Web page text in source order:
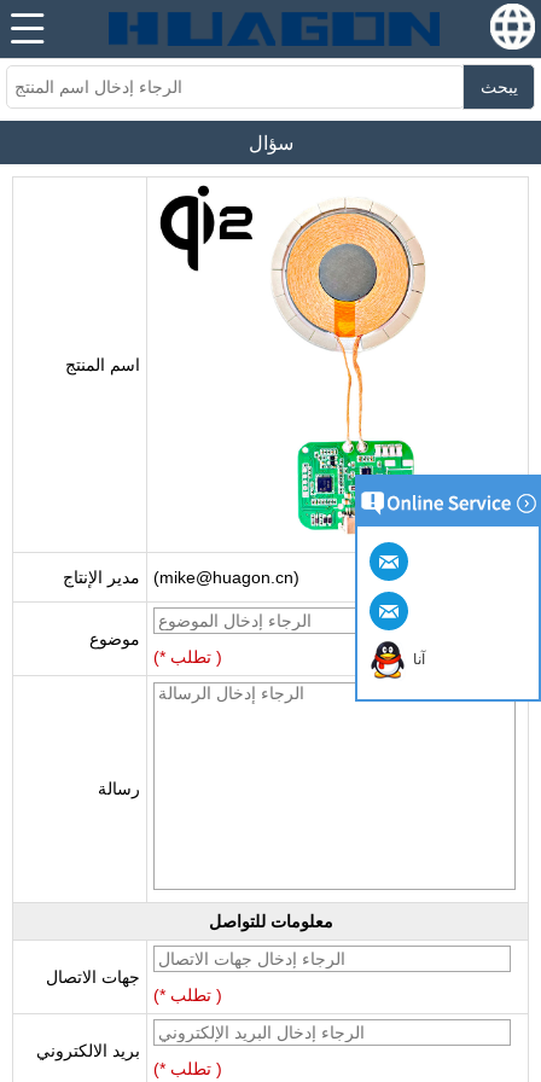
يبحث
سؤال
اسم المنتج
مدير الإنتاج (mike@huagon.cn)
موضوع
(* تطلب )
رسالة
معلومات للتواصل
جهات الاتصال
(* تطلب )
بريد الالكتروني
(* تطلب )
آنا